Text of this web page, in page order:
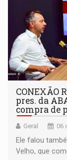
CONEXÃO
pres. da
compra de
Geral 06
Ele falou
Velho, que